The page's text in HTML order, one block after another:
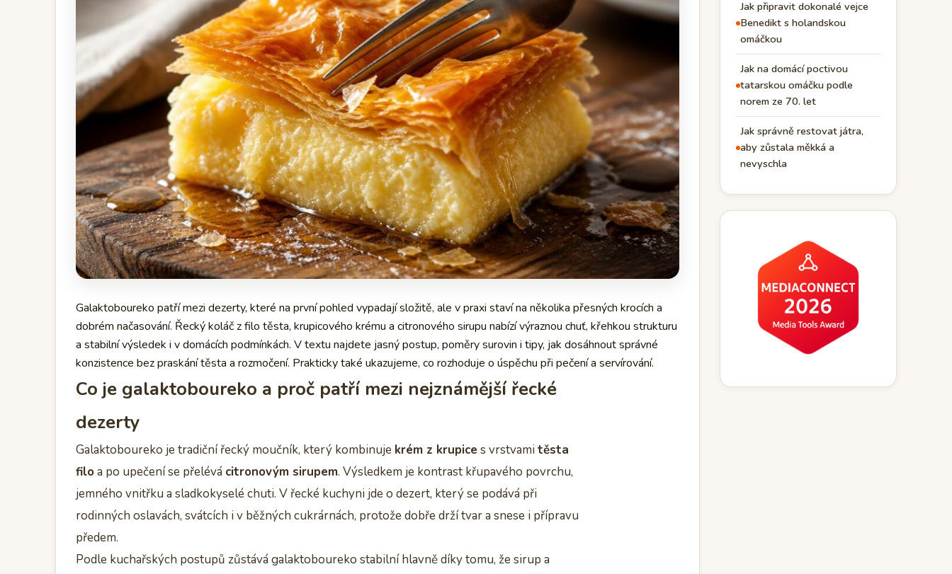
Galaktoboureko patří mezi dezerty, které na první pohled vypadají složitě, ale v praxi staví na několika přesných krocích a
dobrém načasování. Řecký koláč z filo těsta, krupicového krému a citronového sirupu nabízí výraznou chuť, křehkou strukturu
a stabilní výsledek i v domácích podmínkách. V textu najdete jasný postup, poměry surovin i tipy, jak dosáhnout správné
konzistence bez praskání těsta a rozmočení. Prakticky také ukazujeme, co rozhoduje o úspěchu při pečení a servírování.
Co je galaktoboureko a proč patří mezi nejznámější řecké
dezerty
Galaktoboureko je tradiční řecký moučník, který kombinuje krém z krupice s vrstvamitěsta
filoa po upečení se přelévá citronovým sirupem. Výsledkem je kontrast křupavého povrchu,
jemného vnitřku a sladkokyselé chuti. V řecké kuchyni jde o dezert, který se podává při
rodinných oslavách, svátcích i v běžných cukrárnách, protože dobře drží tvar a snese i přípravu
předem.
Podle kuchařských postupů zůstává galaktoboureko stabilní hlavně díky tomu, že sirup a
Jak připravit dokonalé vejce
Benedikt s holandskou
omáčkou
Jak na domácí poctivou
tatarskou omáčku podle
norem ze 70. let
Jak správně restovat játra,
aby zůstala měkká a
nevyschla